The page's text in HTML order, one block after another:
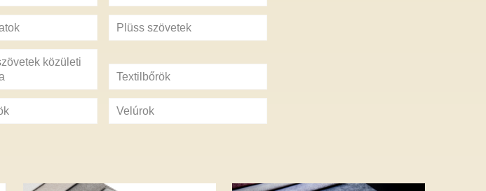
Plüss szövetek
közületi
Textilbőrök
Velúrok